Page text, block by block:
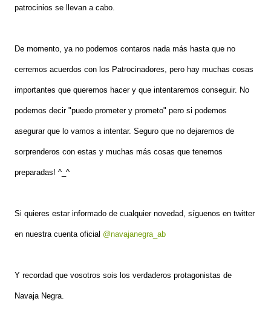
patrocinios se llevan a cabo.
De momento, ya no podemos contaros nada más hasta que no
cerremos acuerdos con los Patrocinadores, pero hay muchas cosas
importantes que queremos hacer y que intentaremos conseguir. No
podemos decir "puedo prometer y prometo" pero si podemos
asegurar que lo vamos a intentar. Seguro que no dejaremos de
sorprenderos con estas y muchas más cosas que tenemos
preparadas! ^_^
Si quieres estar informado de cualquier novedad, síguenos en twitter
en nuestra cuenta oficial @navajanegra_ab
Y recordad que vosotros sois los verdaderos protagonistas de
Navaja Negra.